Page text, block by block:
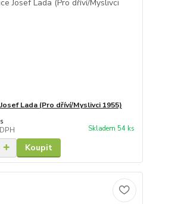
Lada (Pro dříví/Myslivci 1955)
Skladem 54 ks
Koupit